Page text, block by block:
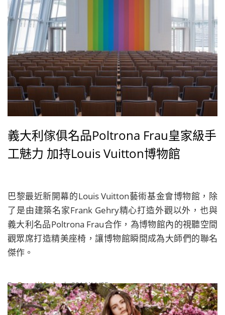
義大利傢俱名品Poltrona Frau皇家級手
工魅力 加持Louis Vuitton博物館
巴黎最近新開幕的Louis Vuitton藝術基金會博物館，除
了是由建築名家Frank Gehry精心打造外觀以外，也與
義大利名品Poltrona Frau合作，為博物館內的視聽空間
觀眾席打造精美座椅，讓博物館瞬間成為大師們的聯名
傑作。
ByBeautiMode| 2014/11/05